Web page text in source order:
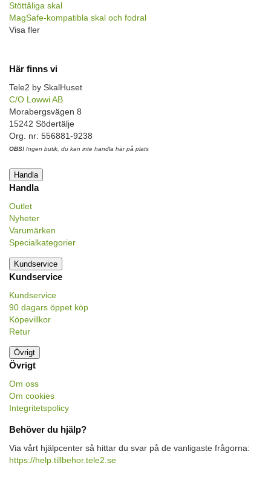
Stöttåliga skal
MagSafe-kompatibla skal och fodral
Visa fler
Här finns vi
Tele2 by SkalHuset
C/O Lowwi AB
Morabergsvägen 8
15242 Södertälje
Org. nr: 556881-9238
OBS! Ingen butik, du kan inte handla här på plats
Handla
Handla
Outlet
Nyheter
Varumärken
Specialkategorier
Kundservice
Kundservice
Kundservice
90 dagars öppet köp
Köpevillkor
Retur
Övrigt
Övrigt
Om oss
Om cookies
Integritetspolicy
Behöver du hjälp?
Via vårt hjälpcenter så hittar du svar på de vanligaste frågorna:
https://help.tillbehor.tele2.se